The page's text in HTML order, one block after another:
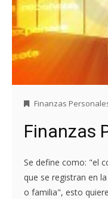
Finanzas
Finanzas
Se define como: "el
que se registran en
o familia", esto